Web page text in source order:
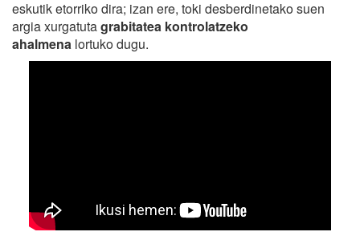
eskutik etorriko dira; izan ere, toki desberdinetako suen
argia xurgatutagrabitatea kontrolatzeko
ahalmena lortuko dugu.